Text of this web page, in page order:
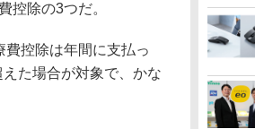
控除の3つだ。
控除は年間に支払っ
た場合が対象で、かな